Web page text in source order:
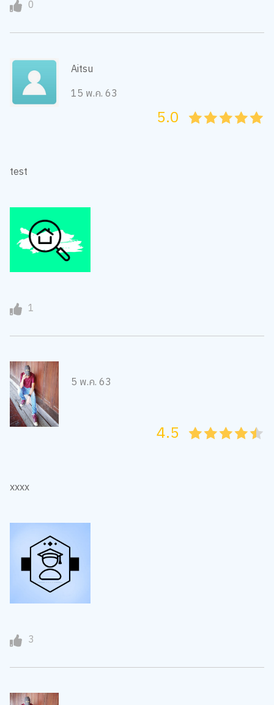
0
Aitsu
15 พ.ค. 63
45
4
35
3
25
2
15
1
05
5.0
test
1
5 พ.ค. 63
45
4
35
3
25
2
15
1
05
4.5
xxxx
3